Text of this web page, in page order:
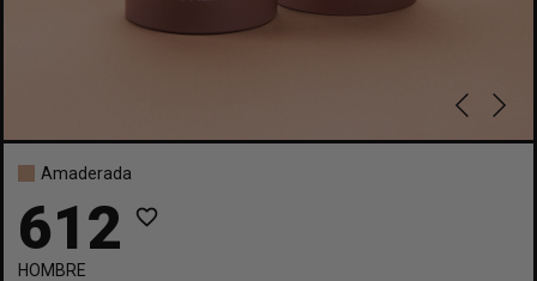
Amaderada
612 favorite_border
HOMBRE